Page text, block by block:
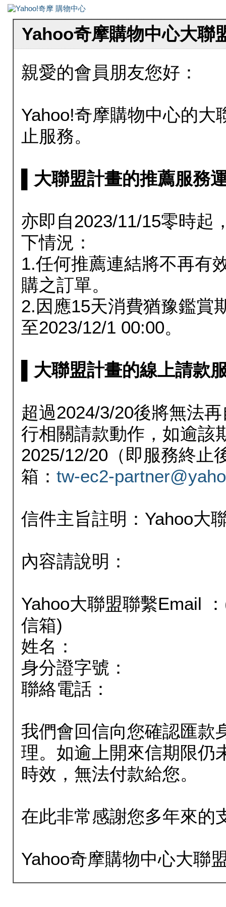
Yahoo奇摩購物中心大聯
親愛的會員朋友您好：
Yahoo!奇摩購物中心的大
止服務。
▌大聯盟計畫的推薦服務
亦即自2023/11/15零時起
下情況：
1.任何推薦連結將不再有
購之訂單。
2.因應15天消費猶豫鑑賞
至2023/12/1 00:00。
▌大聯盟計畫的線上請款
超過2024/3/20後將無法
行相關請款動作，如逾該
2025/12/20（即服務終止
箱： tw-ec2-
信件主旨註明：Yahoo大
內容請說明：
Yahoo大聯盟聯繫Email
信箱)
姓名：
身分證字號：
聯絡電話：
我們會回信向您確認匯款
理。如逾上開來信期限仍
時效，無法付款給您。
在此非常感謝您多年來的
Yahoo奇摩購物中心大